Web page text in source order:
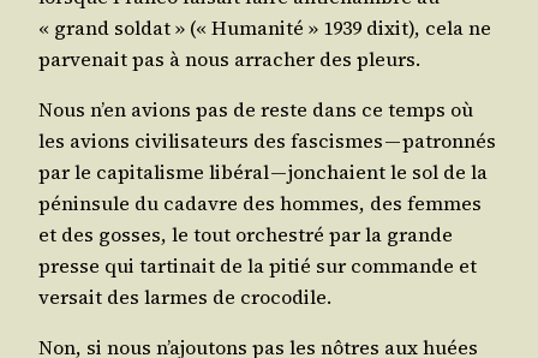
« grand sol­dat » (« Huma­ni­té » 1939 dixit), cela ne
par­ve­nait pas à nous arra­cher des pleurs.
Nous n’en avions pas de reste dans ce temps où
les avions civi­li­sa­teurs des fas­cismes — patron­nés
par le capi­ta­lisme libé­ral — jon­chaient le sol de la
pénin­sule du cadavre des hommes, des femmes
et des gosses, le tout orches­tré par la grande
presse qui tar­ti­nait de la pitié sur com­mande et
ver­sait des larmes de crocodile.
Non, si nous n’a­jou­tons pas les nôtres aux huées